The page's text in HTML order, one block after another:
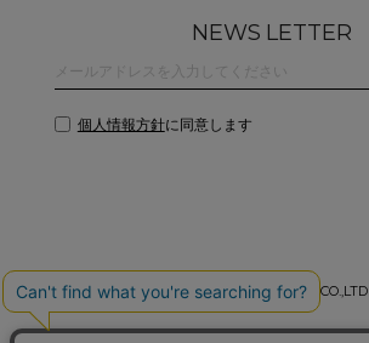
NEWS LETTER
個人情報方針に同意します
©2026 CLANE DESIGN CO.,LTD